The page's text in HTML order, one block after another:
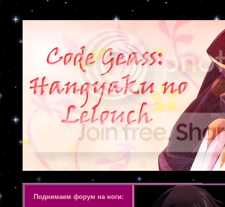
Объявление
Поднимаем форум на ноги: